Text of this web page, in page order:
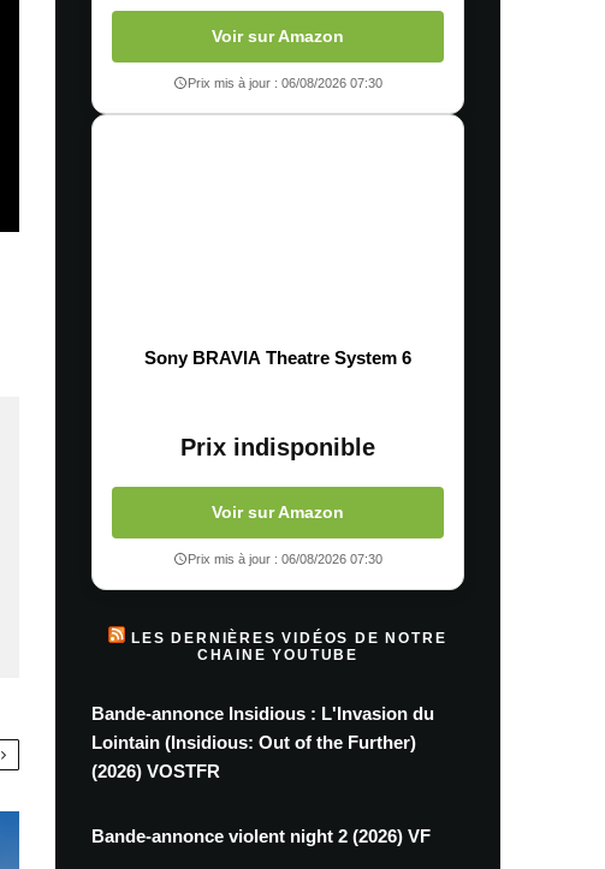
Voir sur Amazon
Prix mis à jour : 06/08/2026 07:30
Sony BRAVIA Theatre System 6
Prix indisponible
Voir sur Amazon
Prix mis à jour : 06/08/2026 07:30
LES DERNIÈRES VIDÉOS DE NOTRE
CHAINE YOUTUBE
Bande-annonce Insidious : L'Invasion du
Lointain (Insidious: Out of the Further)
(2026) VOSTFR
Bande-annonce violent night 2 (2026) VF